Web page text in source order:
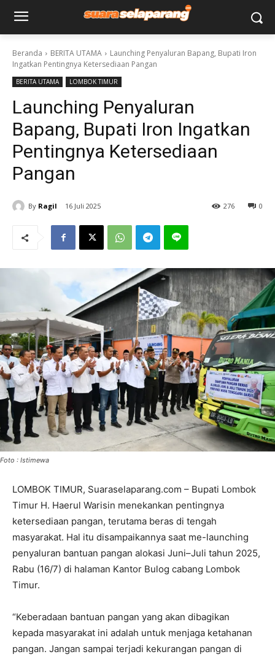
Beranda BERITA UTAMA
Launching Penyaluran Bapang, Bupati Iron
Ingatkan Pentingnya Ketersediaan Pangan
BERITA UTAMA LOMBOK TIMUR
Launching Penyaluran
Bapang, Bupati Iron Ingatkan
Pentingnya Ketersediaan
Pangan
By Ragil 16 Juli 2025 0
276
Foto : Istimewa
LOMBOK TIMUR, Suaraselaparang.com – Bupati Lombok
Timur H. Haerul Warisin menekankan pentingnya
ketersediaan pangan, terutama beras di tengah
masyarakat. Hal itu disampaikannya saat me-launching
penyaluran bantuan pangan alokasi Juni–Juli tahun 2025,
Rabu (16/7) di halaman Kantor Bulog cabang Lombok
Timur.
“Keberadaan bantuan pangan yang akan dibagikan
kepada masyarakat ini adalah untuk menjaga ketahanan
pangan. Jangan sampai terjadi kekurangan pangan di